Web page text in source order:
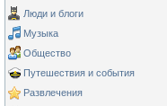
Люди и блоги
Музыка
Общество
Путешествия и события
Развлечения